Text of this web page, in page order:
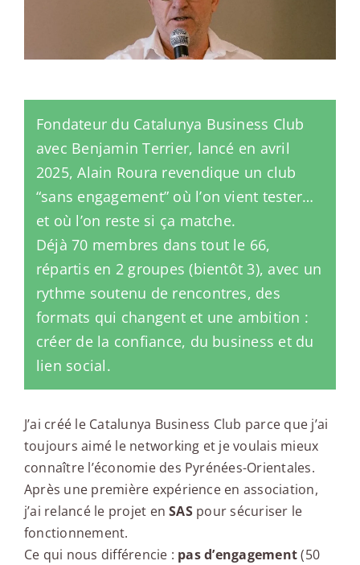
Fondateur du Catalunya Business Club
avec Benjamin Terrier, lancé en avril
2025, Alain Roura revendique un club
“sans engagement” où l’on vient tester…
et où l’on reste si ça matche.
Déjà 70 membres dans tout le 66,
répartis en 2 groupes (bientôt 3), avec un
rythme soutenu de rencontres, des
formats qui changent et une ambition :
créer de la confiance, du business et du
lien social.
J’ai créé le Catalunya Business Club parce que j’ai
toujours aimé le networking et je voulais mieux
connaître l’économie des Pyrénées-Orientales.
Après une première expérience en association,
j’ai relancé le projet enSASpour sécuriser le
fonctionnement.
Ce qui nous différencie : pas d’engagement(50